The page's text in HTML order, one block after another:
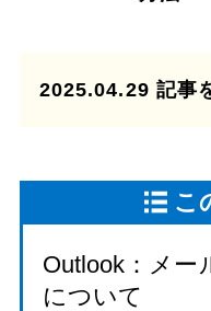
2025.04.29 記事
こ
Outlook：メー
について